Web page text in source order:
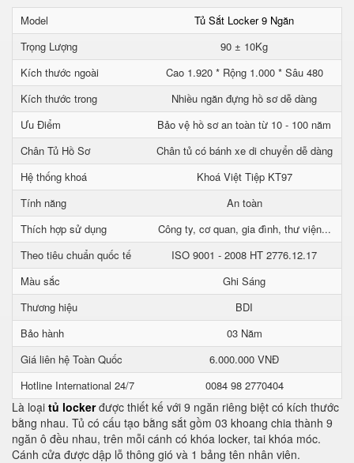
Model
Tủ Sắt Locker 9 Ngăn
Trọng Lượng
90 ± 10Kg
Kích thước ngoài
Cao 1.920 * Rộng 1.000 * Sâu 480
Kích thước trong
Nhiều ngăn đựng hồ sơ dễ dàng
Ưu Điểm
Bảo vệ hồ sơ an toàn từ 10 - 100 năm
Chân Tủ Hồ Sơ
Chân tủ có bánh xe di chuyển dễ dàng
Hệ thống khoá
Khoá Việt Tiệp KT97
Tính năng
An toàn
Thích hợp sử dụng
Công ty, cơ quan, gia đình, thư viện...
Theo tiêu chuẩn quốc tế
ISO 9001 - 2008 HT 2776.12.17
Màu sắc
Ghi Sáng
Thương hiệu
BDI
Bảo hành
03 Năm
Giá liên hệ Toàn Quốc
6.000.000 VNĐ
Hotline International 24/7
0084 98 2770404
Là loại tủ lockerđược thiết kế với 9 ngăn riêng biệt có kích thước
bằng nhau. Tủ có cấu tạo bằng sắt gồm 03 khoang chia thành 9
ngăn ô đều nhau, trên mỗi cánh có khóa locker, tai khóa móc.
Cánh cửa được dập lỗ thông gió và 1 bảng tên nhân viên.